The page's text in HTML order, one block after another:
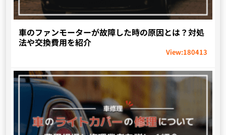
車のファンモーターが故障した時の原因とは？対処
法や交換費用を紹介
View:180413